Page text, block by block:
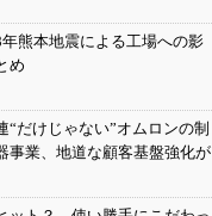
熊本地震による工場への影
め
“だけじゃない”オムロンの制
事業、地道な顧客基盤強化が